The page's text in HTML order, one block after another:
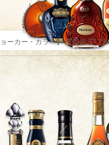
ーカー・カラー】 限定品 57.7%